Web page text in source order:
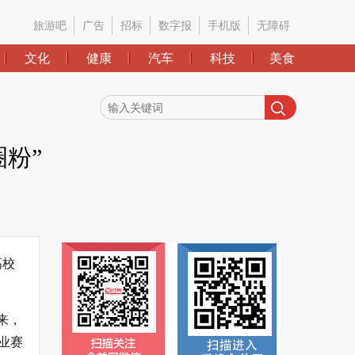
旅游吧 广告 招标 数字报 手机版 无障碍
文化 健康 汽车 科技 美食
”
，
赛